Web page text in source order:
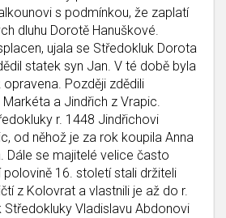
s podmínkou, že zaplatí
dluhu Dorotě Hanuškové.
ujala se Středokluk Dorota
statek syn Jan. V té době byla
Později zdědili
a Jindřich z Vrapic.
r. 1448 Jindřichovi
od něhož je za rok koupila Anna
Dále se majitelé velice často
polovině 16. století stali držiteli
z Kolovrat a vlastnili je až do r.
Vladislavu Abdonovi